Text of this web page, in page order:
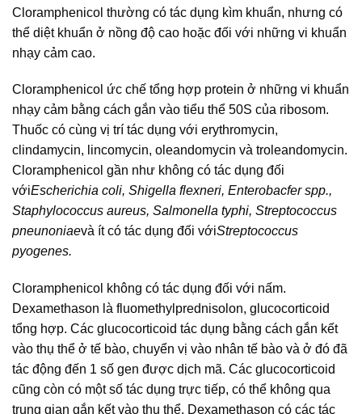
Cloramphenicol thường có tác dụng kìm khuẩn, nhưng có
thể diệt khuẩn ở nồng độ cao hoặc đối với những vi khuẩn
nhạy cảm cao.
Cloramphenicol ức chế tổng hợp protein ở những vi khuẩn
nhạy cảm bằng cách gắn vào tiểu thể 50S của ribosom.
Thuốc có cùng vị trí tác dụng với erythromycin,
clindamycin, lincomycin, oleandomycin và troleandomycin.
Cloramphenicol gần như không có tác dụng đối
vớiEscherichia coli, Shigella flexneri, Enterobacfer spp.,
Staphylococcus aureus, Salmonella typhi, Streptococcus
pneunoniaevà ít có tác dụng đối vớiStreptococcus
pyogenes.
Cloramphenicol không có tác dụng đối với nấm.
Dexamethason là fluomethylprednisolon, glucocorticoid
tổng hợp. Các glucocorticoid tác dụng bằng cách gắn kết
vào thụ thể ở tế bào, chuyển vị vào nhân tế bào và ở đó đã
tác động đến 1 số gen được dịch mã. Các glucocorticoid
cũng còn có một số tác dụng trực tiếp, có thể không qua
trung gian gắn kết vào thụ thể. Dexamethason có các tác